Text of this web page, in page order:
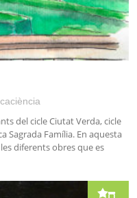
del cicle Ciutat Verda, cicle
Sagrada Família. En aquesta
diferents obres que es